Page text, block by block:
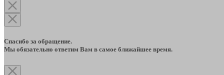
Спасибо за обращение.
Мы обязательно ответим Вам в самое ближайшее время.